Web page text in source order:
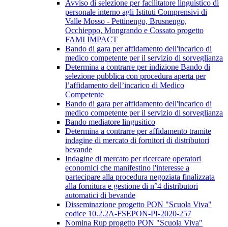
Avviso di selezione per facilitatore linguistico di
personale interno agli Istituti Comprensivi di
Valle Mosso - Pettinengo, Brusnengo,
Occhieppo, Mongrando e Cossato progetto
FAMI IMPACT
Bando di gara per affidamento dell'incarico di
medico competente per il servizio di sorveglianza
Determina a contrarre per indizione Bando di
selezione pubblica con procedura aperta per
l’affidamento dell’incarico di Medico
Competente
Bando di gara per affidamento dell'incarico di
medico competente per il servizio di sorveglianza
Bando mediatore lingusitico
Determina a contrarre per affidamento tramite
indagine di mercato di fornitori di distributori
bevande
Indagine di mercato per ricercare operatori
economici che manifestino l'interesse a
partecipare alla procedura negoziata finalizzata
alla fornitura e gestione di n°4 distributori
automatici di bevande
Disseminazione progetto PON "Scuola Viva"
codice 10.2.2A-FSEPON-PI-2020-257
Nomina Rup progetto PON "Scuola Viva"